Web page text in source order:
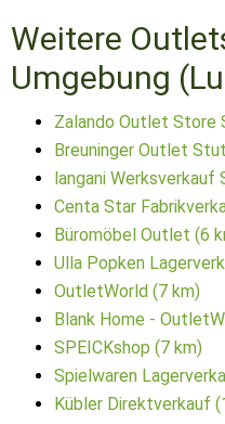
Weitere
Umgebung
Zalando Outlet Store
Breuninger Outlet
langani
Centa Star
Büromöbel Outlet (6
Ulla Popken
OutletWorld (7 km)
Blank Home -
SPEICKshop (7 km)
Spielwaren
Kübler Direktverkauf